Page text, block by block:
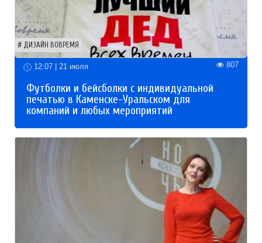
ДИЗАЙН ВОВРЕМЯ
12:07 | 21 июля 807
Футболки и бейсболки с индивидуальной
печатью в Каменске-Уральском для
компаний и любых мероприятий